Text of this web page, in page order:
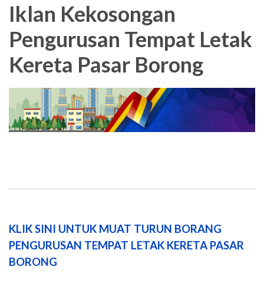
Iklan Kekosongan
Pengurusan Tempat Letak
Kereta Pasar Borong
KLIK SINI UNTUK MUAT TURUN BORANG
PENGURUSAN TEMPAT LETAK KERETA PASAR
BORONG